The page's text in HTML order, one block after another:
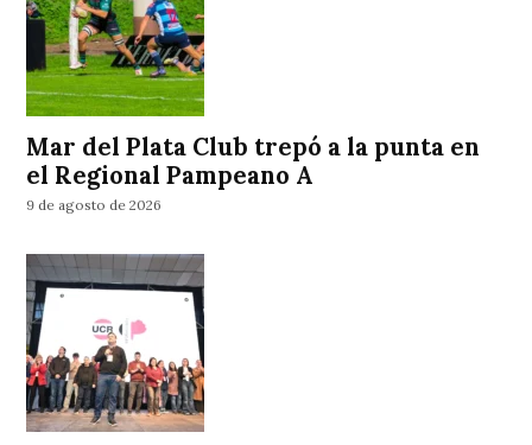
Mar del Plata Club trepó a la punta en
el Regional Pampeano A
9 de agosto de 2026